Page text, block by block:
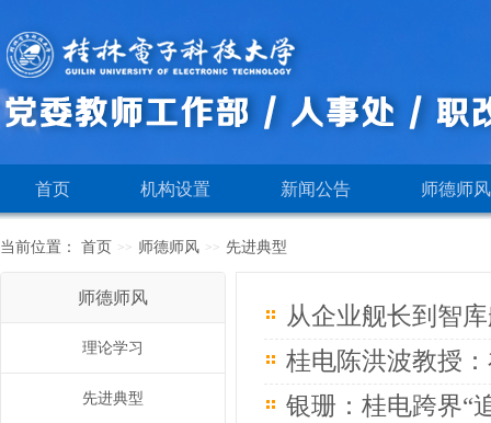
首页 机构设置 新闻公告 师德师风
当前位置： 首页 >> 师德师风 >> 先进典型
师德师风
理论学习
先进典型
从企业舰长到智
桂电陈洪波教授
银珊：桂电跨界“